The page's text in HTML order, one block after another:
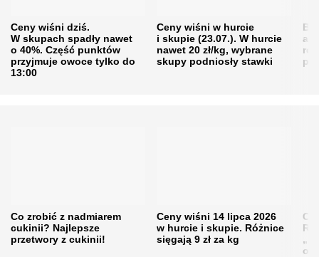
Ceny wiśni dziś.
W skupach spadły nawet
o 40%. Część punktów
przyjmuje owoce tylko do
13:00
Ceny wiśni w hurcie
i skupie (23.07.). W hurcie
nawet 20 zł/kg, wybrane
skupy podniosły stawki
Co zrobić z nadmiarem
cukinii? Najlepsze
przetwory z cukinii!
Ceny wiśni 14 lipca 2026
w hurcie i skupie. Różnice
sięgają 9 zł za kg